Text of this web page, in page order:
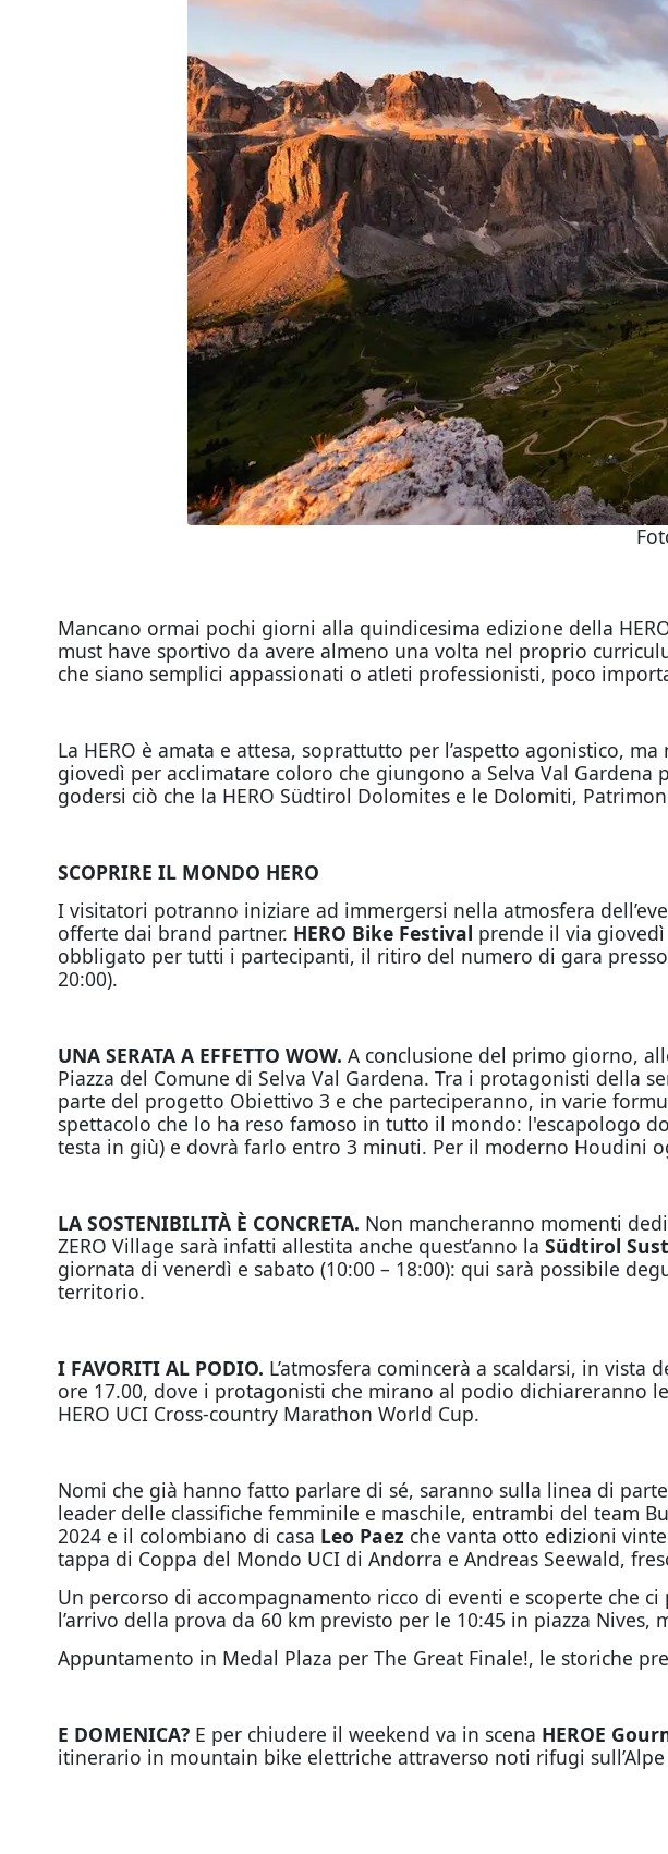
Mancano ormai pochi giorni alla quindicesima edizione della
must have sportivo da avere almeno una volta nel proprio
che siano semplici appassionati o atleti professionisti, poco
La HERO è amata e attesa, soprattutto per l’aspetto agonistico,
giovedì per acclimatare coloro che giungono a Selva Val
godersi ciò che la HERO Südtirol Dolomites e le Dolomiti,
SCOPRIRE IL MONDO HERO
I visitatori potranno iniziare ad immergersi nella atmosfera
offerte dai brand partner. HERO Bike Festival prende il via giovedì
obbligato per tutti i partecipanti, il ritiro del numero di gara
20:00).
UNA SERATA A EFFETTO WOW. A conclusione del primo giorno,
Piazza del Comune di Selva Val Gardena. Tra i protagonisti
parte del progetto Obiettivo 3 e che parteciperanno, in varie
spettacolo che lo ha reso famoso in tutto il mondo: l'escapologo
testa in giù) e dovrà farlo entro 3 minuti. Per il moderno Houdini
LA SOSTENIBILITÀ È CONCRETA. Non mancheranno momenti
ZERO Village sarà infatti allestita anche quest’anno la Südtirol
giornata di venerdì e sabato (10:00 – 18:00): qui sarà possibile
territorio.
I FAVORITI AL PODIO. L’atmosfera comincerà a scaldarsi, in
ore 17.00, dove i protagonisti che mirano al podio dichiareranno
HERO UCI Cross-country Marathon World Cup.
Nomi che già hanno fatto parlare di sé, saranno sulla linea di
leader delle classifiche femminile e maschile, entrambi del team
2024 e il colombiano di casa Leo Paez che vanta otto edizioni
tappa di Coppa del Mondo UCI di Andorra e Andreas Seewald,
Un percorso di accompagnamento ricco di eventi e scoperte che
l’arrivo della prova da 60 km previsto per le 10:45 in piazza
Appuntamento in Medal Plaza per The Great Finale!, le storiche
E DOMENICA?E per chiudere il weekend va in scena HEROE
itinerario in mountain bike elettriche attraverso noti rifugi sull’Alpe